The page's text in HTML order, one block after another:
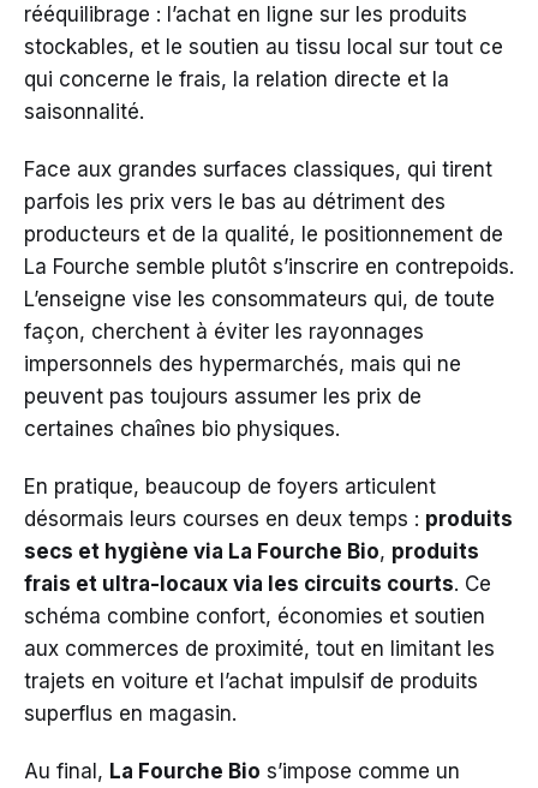
rééquilibrage : l’achat en ligne sur les produits
stockables, et le soutien au tissu local sur tout ce
qui concerne le frais, la relation directe et la
saisonnalité.
Face aux grandes surfaces classiques, qui tirent
parfois les prix vers le bas au détriment des
producteurs et de la qualité, le positionnement de
La Fourche semble plutôt s’inscrire en contrepoids.
L’enseigne vise les consommateurs qui, de toute
façon, cherchent à éviter les rayonnages
impersonnels des hypermarchés, mais qui ne
peuvent pas toujours assumer les prix de
certaines chaînes bio physiques.
En pratique, beaucoup de foyers articulent
désormais leurs courses en deux temps : produits
secs et hygiène via La Fourche Bio, produits
frais et ultra-locaux via les circuits courts. Ce
schéma combine confort, économies et soutien
aux commerces de proximité, tout en limitant les
trajets en voiture et l’achat impulsif de produits
superflus en magasin.
Au final, La Fourche Bio s’impose comme un